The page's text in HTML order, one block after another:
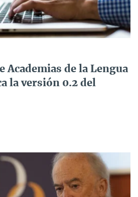
Academias de la Lengua
la versión 0.2 del